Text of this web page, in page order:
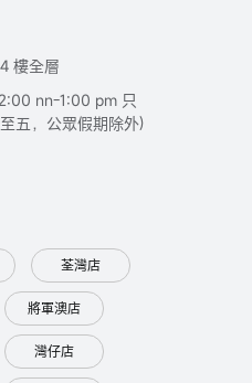
本報告不是旨在向該等司法管轄區或
確的來源。富途證券（或其附屬公司
及交易。富途集團及/或相關人士對投
起的一切可能損失，概不承擔任何法
力。若兩種文本有矛盾之處，則應以
樓全層
nn-1:00 pm 只
五，公眾假期除外)
荃灣店
將軍澳店
灣仔店